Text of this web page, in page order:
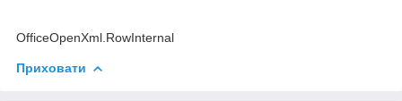
OfficeOpenXml.RowInternal
Приховати